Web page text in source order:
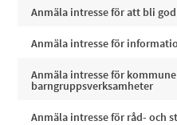
Anmäla intresse för att bli
Anmäla intresse för
Anmäla intresse för
barngruppsverksamheter
Anmäla intresse för råd- och